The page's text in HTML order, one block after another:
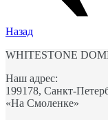
Назад
WHITESTONE
Наш адрес:
199178, Санкт-
«На Смоленке»